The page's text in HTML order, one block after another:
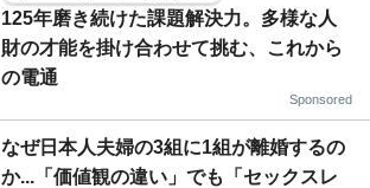
125年磨き続けた課題解決力。多様な人
財の才能を掛け合わせて挑む、これから
の電通
Sponsored
なぜ日本人夫婦の3組に1組が離婚するの
か...「価値観の違い」でも「セックスレ